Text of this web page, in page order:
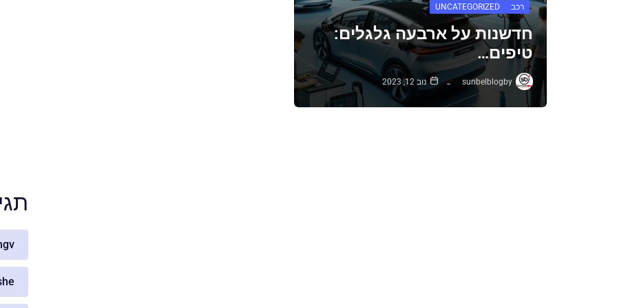
רכב UNCATEGORIZED
חדשנות על ארבעה גלגלים:
טיפים…
by
sunbelblog נוב 12, 2023